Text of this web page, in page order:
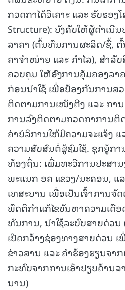
ກວດກາໄດ້ວິເຄາະ ແລະ ຮັບຮອງ
Structure): ບັງຄັບໃຫ້ຜູ້ດຳເນີ
ລາຄາ (ຕົ້ນທຶນການຜະລິດ/ຊື້,
ຄາຈໍາໜ່າຍ ແລະ ກຳໄລ), ສໍາລັ
ຄວບຄຸມ ໃຫ້ອົງການຄຸ້ມຄອງລາ
ກ່ອນນໍາໃຊ້ ເພື່ອປ້ອງກັນການສ
ຕິດຕາມການເໜັງຕີງ ແລະ ກາ
ການລົງຕິດຕາມກວດກາການຕິ
ຄ່າບໍລິການໃຫ້ມີຄວາມຈະແຈ້ງ ແ
ຄວາມສັບສົນຕໍ່ຜູ້ຊົມໃຊ້. ຊຸກຍູ້ກ
ທ້ອງຖິ່ນ: ເພີ່ມທະວີການປະສາ
ພະແນກ ອຄ ແຂວງ/ນະຄອນ, ແ
ເທສະບານ ເພື່ອເປັນເຈົ້າການຈັ
ພຶດຕິກຳແກ້ໄຂບັນຫາຄວາມເດືອ
ທັນການ, ນໍາໃຊ້ລະບົບສາຍດ່ວນ
ເປີດກວ້າງຊ່ອງທາງສາຍດ່ວນ
ຂ່າວສານ ແລະ ຄໍາຮ້ອງຮຽນຈາ
ກະທົບຈາກການເອົາປຽບດ້ານລ
ນານ)